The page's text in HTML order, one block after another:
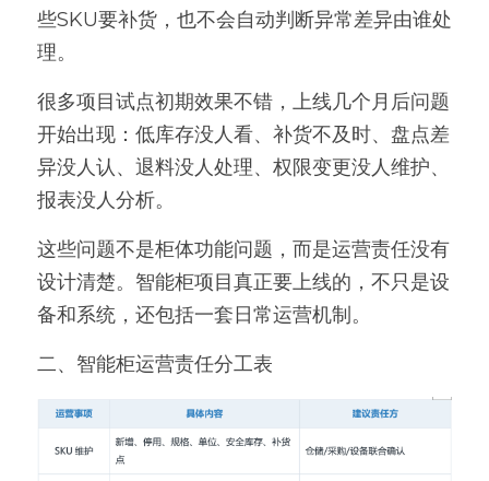
些SKU要补货，也不会自动判断异常差异由谁处
理。
很多项目试点初期效果不错，上线几个月后问题
开始出现：低库存没人看、补货不及时、盘点差
异没人认、退料没人处理、权限变更没人维护、
报表没人分析。
这些问题不是柜体功能问题，而是运营责任没有
设计清楚。智能柜项目真正要上线的，不只是设
备和系统，还包括一套日常运营机制。
二、智能柜运营责任分工表